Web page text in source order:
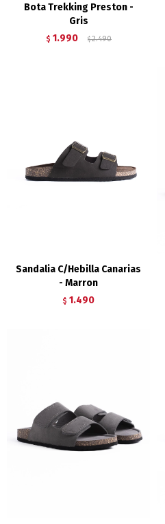
Bota Trekking Preston -
Gris
$ 1.990 $ 2.490
Sandalia C/Hebilla Canarias
- Marron
$ 1.490